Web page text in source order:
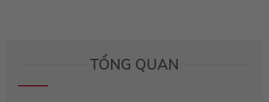
TỔNG QUAN